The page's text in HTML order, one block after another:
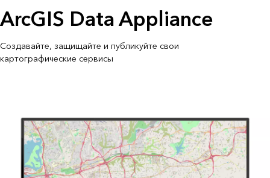
ArcGIS Data Appliance
Создавайте, защищайте и публикуйте свои
картографические сервисы